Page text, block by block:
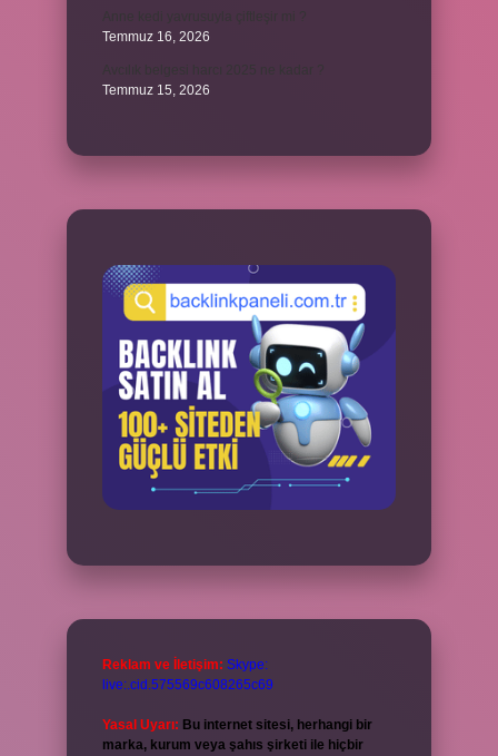
Temmuz 16, 2026
Temmuz 15, 2026
Reklam ve İletişim: Skype:
live:.cid.575569c608265c69
Yasal Uyarı: Bu internet sitesi, herhangi bir
marka, kurum veya şahıs şirketi ile hiçbir